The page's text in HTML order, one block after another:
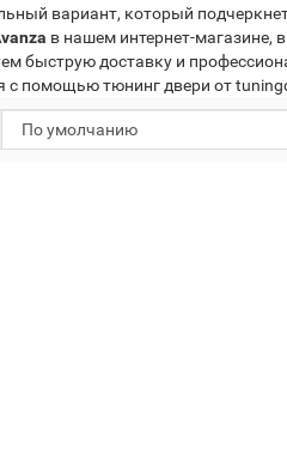
вариант, который
в нашем интернет-магазине,
быструю доставку и
с помощью тюнинг двери от